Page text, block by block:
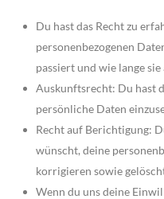
Du hast das Recht zu
personenbezogenen
passiert und wie lange
Auskunftsrecht: Du hast
persönliche Daten
Recht auf Berichtigung:
wünscht, deine
korrigieren sowie
Wenn du uns deine